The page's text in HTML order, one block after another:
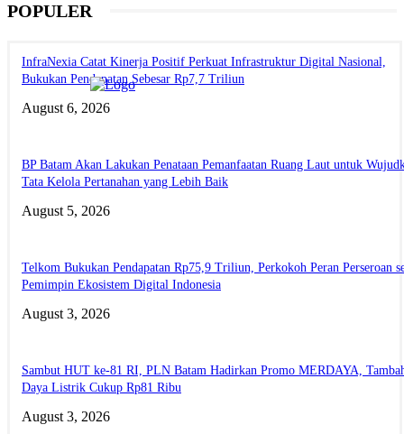
POPULER
InfraNexia Catat Kinerja Positif Perkuat Infrastruktur Digital Nasional,
Bukukan Pendapatan Sebesar Rp7,7 Triliun
August 6, 2026
BP Batam Akan Lakukan Penataan Pemanfaatan Ruang Laut untuk
Tata Kelola Pertanahan yang Lebih Baik
August 5, 2026
Telkom Bukukan Pendapatan Rp75,9 Triliun, Perkokoh Peran Perseroan
Pemimpin Ekosistem Digital Indonesia
August 3, 2026
Sambut HUT ke-81 RI, PLN Batam Hadirkan Promo MERDAYA,
Daya Listrik Cukup Rp81 Ribu
August 3, 2026